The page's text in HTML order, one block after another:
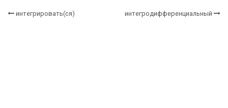
интегрировать(ся) интегродифференциальный